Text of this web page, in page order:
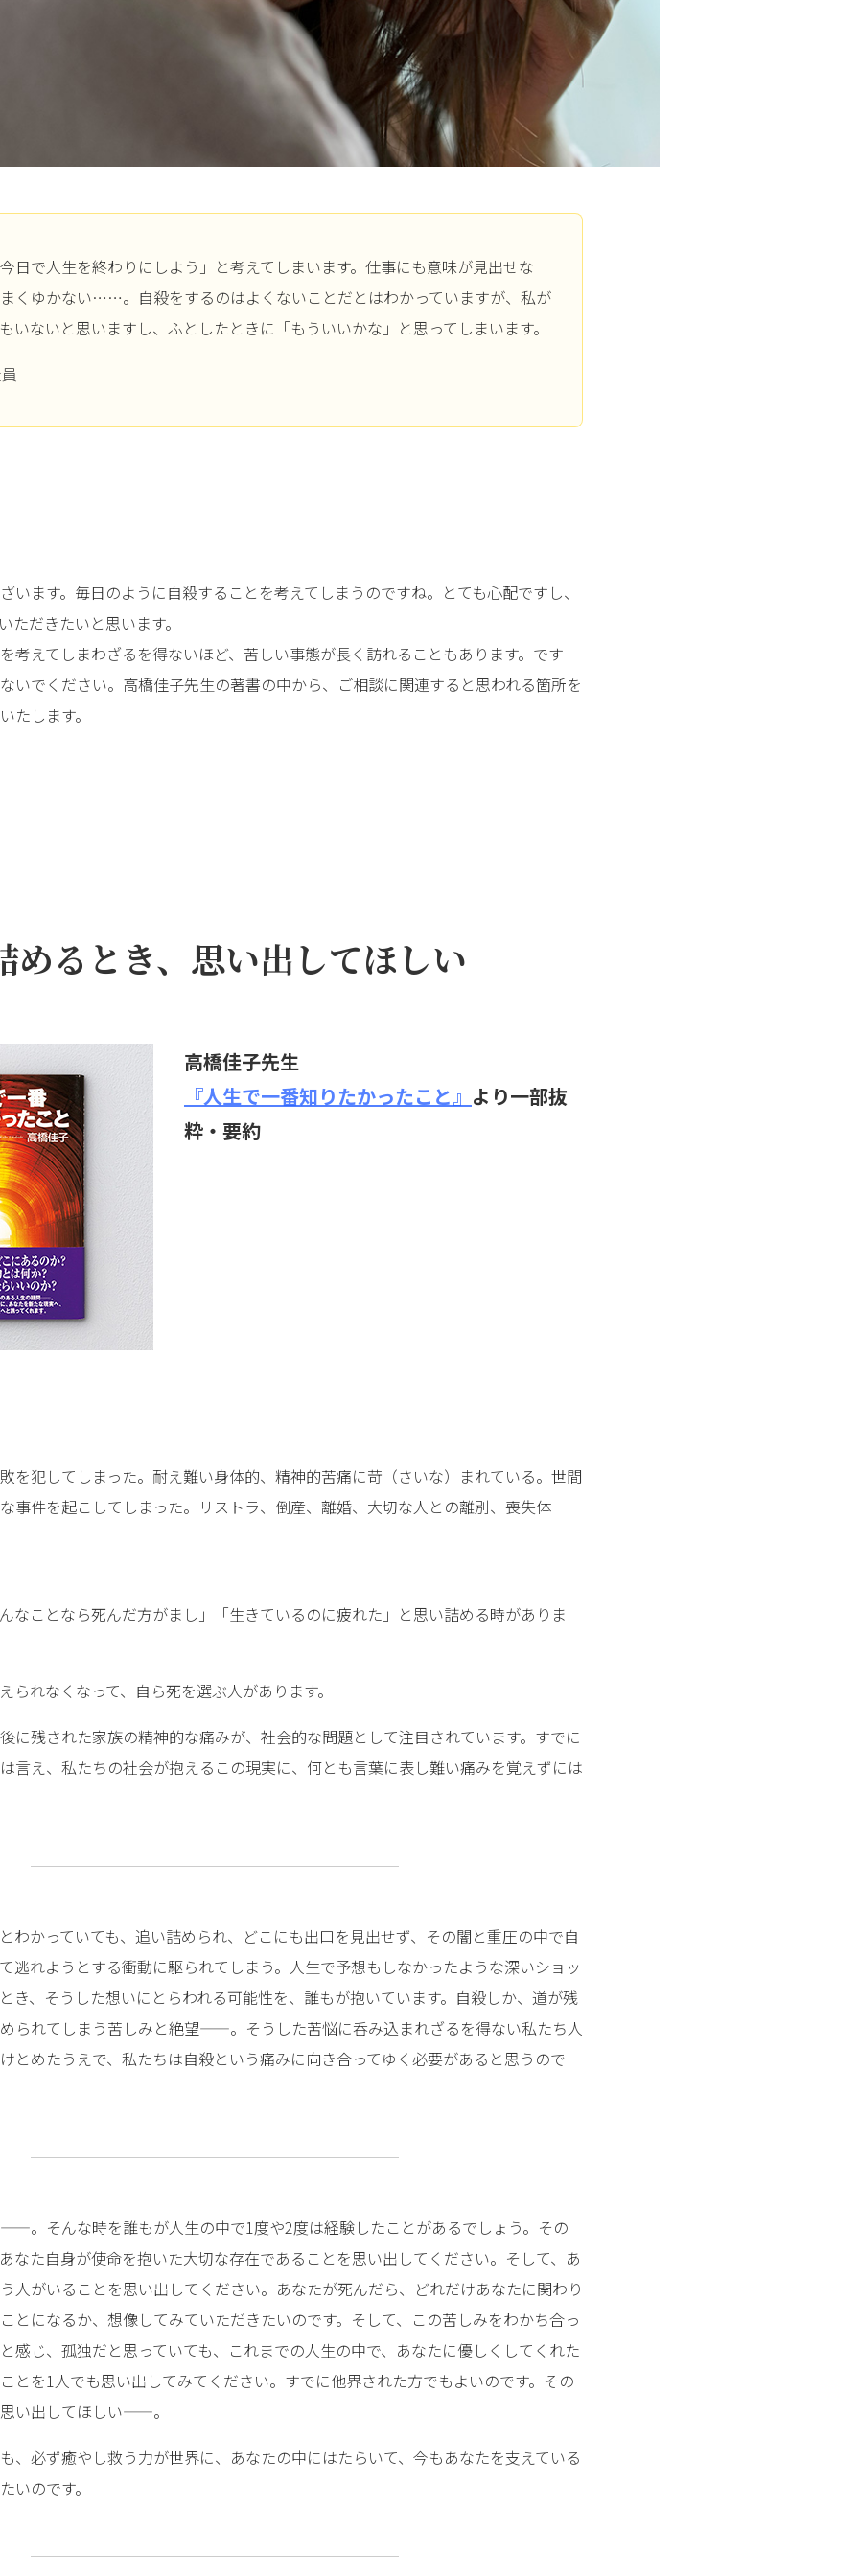
日で人生を終わりにしよう」と考えてしまいます。仕事にも意味が見出せな
くゆかない……。自殺をするのはよくないことだとはわかっていますが、私が
いないと思いますし、ふとしたときに「もういいかな」と思ってしまいます。
います。毎日のように自殺することを考えてしまうのですね。とても心配ですし、
ただきたいと思います。
考えてしまわざるを得ないほど、苦しい事態が長く訪れることもあります。です
いでください。高橋佳子先生の著書の中から、ご相談に関連すると思われる箇所を
たします。
めるとき、思い出してほしい
高橋佳子先生
『人生で一番知りたかったこと』 より一部抜
粋・要約
を犯してしまった。耐え難い身体的、精神的苦痛に苛（さいな）まれている。世間
事件を起こしてしまった。リストラ、倒産、離婚、大切な人との離別、喪失体
なことなら死んだ方がまし」「生きているのに疲れた」と思い詰める時がありま
られなくなって、自ら死を選ぶ人があります。
に残された家族の精神的な痛みが、社会的な問題として注目されています。すでに
言え、私たちの社会が抱えるこの現実に、何とも言葉に表し難い痛みを覚えずには
わかっていても、追い詰められ、どこにも出口を見出せず、その闇と重圧の中で自
逃れようとする衝動に駆られてしまう。人生で予想もしなかったような深いショッ
き、そうした想いにとらわれる可能性を、誰もが抱いています。自殺しか、道が残
られてしまう苦しみと絶望——。そうした苦悩に呑み込まれざるを得ない私たち人
とめたうえで、私たちは自殺という痛みに向き合ってゆく必要があると思うので
。そんな時を誰もが人生の中で1度や2度は経験したことがあるでしょう。その
なた自身が使命を抱いた大切な存在であることを思い出してください。そして、あ
人がいることを思い出してください。あなたが死んだら、どれだけあなたに関わり
とになるか、想像してみていただきたいのです。そして、この苦しみをわかち合っ
感じ、孤独だと思っていても、これまでの人生の中で、あなたに優しくしてくれた
とを1人でも思い出してみてください。すでに他界された方でもよいのです。その
い出してほしい——。
、必ず癒やし救う力が世界に、あなたの中にはたらいて、今もあなたを支えている
いのです。